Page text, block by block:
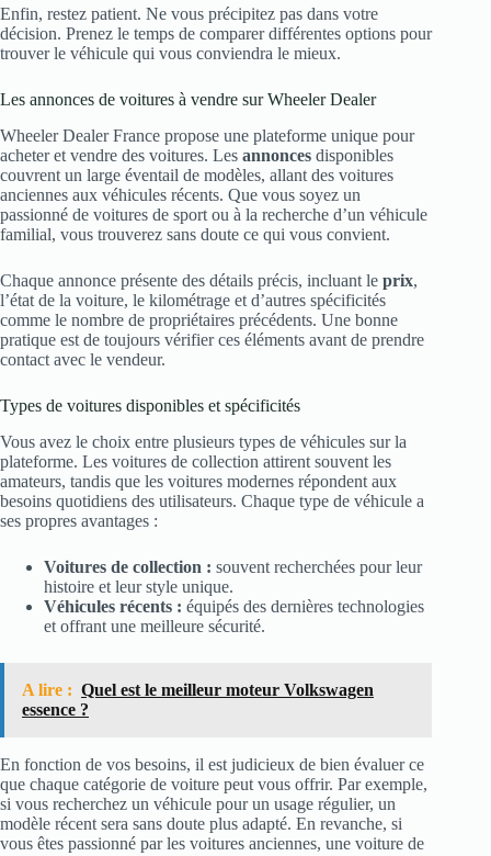
Enfin, restez patient. Ne vous précipitez pas dans votre
décision. Prenez le temps de comparer différentes options pour
trouver le véhicule qui vous conviendra le mieux.
Les annonces de voitures à vendre sur Wheeler Dealer
Wheeler Dealer France propose une plateforme unique pour
acheter et vendre des voitures. Les annonces disponibles
couvrent un large éventail de modèles, allant des voitures
anciennes aux véhicules récents. Que vous soyez un
passionné de voitures de sport ou à la recherche d’un véhicule
familial, vous trouverez sans doute ce qui vous convient.
Chaque annonce présente des détails précis, incluant le prix,
l’état de la voiture, le kilométrage et d’autres spécificités
comme le nombre de propriétaires précédents. Une bonne
pratique est de toujours vérifier ces éléments avant de prendre
contact avec le vendeur.
Types de voitures disponibles et spécificités
Vous avez le choix entre plusieurs types de véhicules sur la
plateforme. Les voitures de collection attirent souvent les
amateurs, tandis que les voitures modernes répondent aux
besoins quotidiens des utilisateurs. Chaque type de véhicule a
ses propres avantages :
Voitures de collection : souvent recherchées pour leur
histoire et leur style unique.
Véhicules récents : équipés des dernières technologies
et offrant une meilleure sécurité.
A lire : Quel est le meilleur moteur Volkswagen
essence ?
En fonction de vos besoins, il est judicieux de bien évaluer ce
que chaque catégorie de voiture peut vous offrir. Par exemple,
si vous recherchez un véhicule pour un usage régulier, un
modèle récent sera sans doute plus adapté. En revanche, si
vous êtes passionné par les voitures anciennes, une voiture de